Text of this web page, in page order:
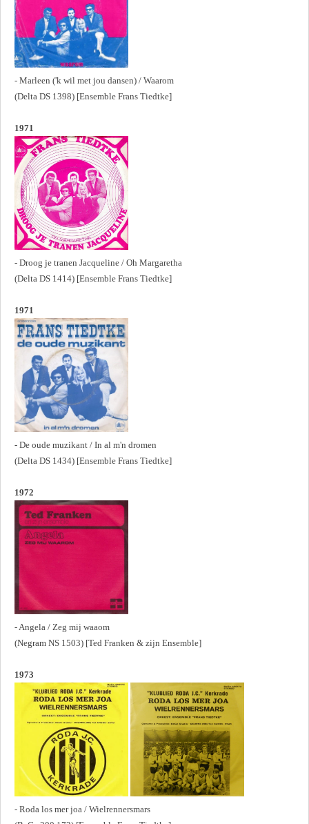
- Marleen ('k wil met jou dansen) / Waarom
(Delta DS 1398) [Ensemble Frans Tiedtke]
1971
- Droog je tranen Jacqueline / Oh Margaretha
(Delta DS 1414) [Ensemble Frans Tiedtke]
1971
- De oude muzikant / In al m'n dromen
(Delta DS 1434) [Ensemble Frans Tiedtke]
1972
- Angela / Zeg mij waaom
(Negram NS 1503) [Ted Franken & zijn Ensemble]
1973
- Roda los mer joa / Wielrennersmars